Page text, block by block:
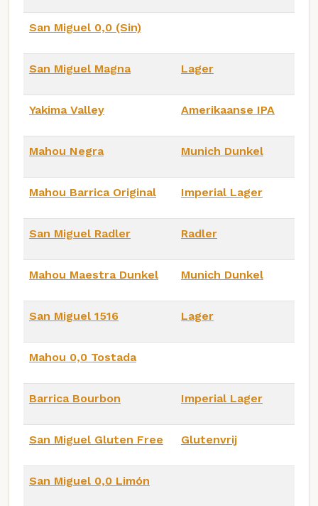
San Miguel 0,0 (Sin)
San Miguel Magna Lager
Yakima Valley Amerikaanse IPA
Mahou Negra Munich Dunkel
Mahou Barrica Original Imperial Lager
San Miguel Radler Radler
Mahou Maestra Dunkel Munich Dunkel
San Miguel 1516 Lager
Mahou 0,0 Tostada
Barrica Bourbon Imperial Lager
San Miguel Gluten Free Glutenvrij
San Miguel 0,0 Limón